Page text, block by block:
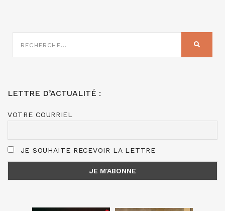
SUR
LETTRE D’ACTUALITÉ :
VOTRE COURRIEL
JE SOUHAITE RECEVOIR LA LETTRE